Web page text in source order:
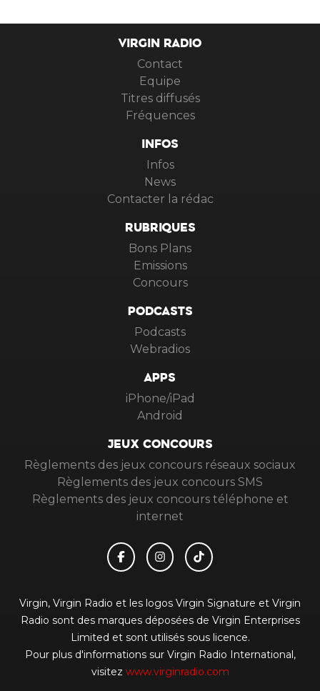
VIRGIN RADIO
Contact
Equipe
Titres diffusés
Fréquences
INFOS
Infos
News
Contacter la rédac
RUBRIQUES
Bons Plans
Emissions
Concours
PODCASTS
Podcasts
Webradios
APPS
iPhone/iPad
Android
JEUX CONCOURS
Règlements des jeux concours réseaux sociaux
Règlements des jeux concours SMS
Règlements des jeux concours téléphone et
internet
Virgin, Virgin Radio et les logos Virgin Signature et Virgin
Radio sont des marques déposées de Virgin Enterprises
Limited et sont utilisés sous licence.
Pour plus d'informations sur Virgin Radio International,
visitez www.virginradio.com